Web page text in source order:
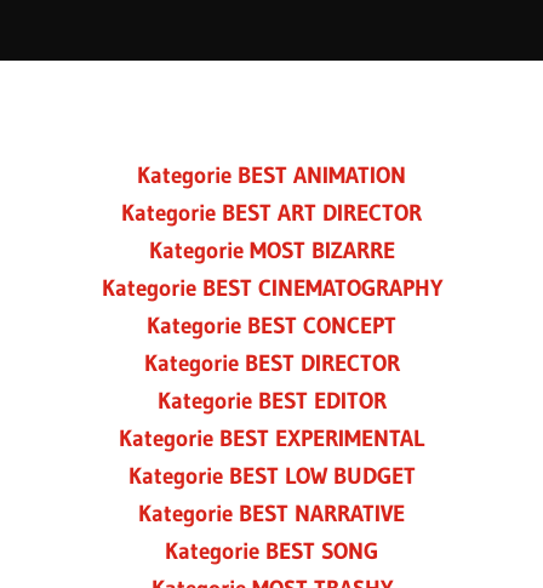
Kategorie BEST ANIMATION
Kategorie BEST ART DIRECTOR
Kategorie MOST BIZARRE
Kategorie BEST CINEMATOGRAPHY
Kategorie BEST CONCEPT
Kategorie BEST DIRECTOR
Kategorie BEST EDITOR
Kategorie BEST EXPERIMENTAL
Kategorie BEST LOW BUDGET
Kategorie BEST NARRATIVE
Kategorie BEST SONG